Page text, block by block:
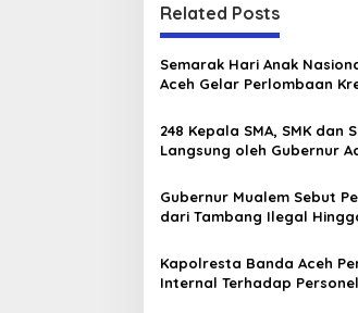
t
n
a
i
a
t
i
o
Related Posts
Semarak Hari Anak
Aceh Gelar Perlombaan
248 Kepala SMA, SMK dan
Langsung oleh Gubernur
Gubernur Mualem Sebut
dari Tambang Ilegal
Kapolresta Banda Aceh
Internal Terhadap Personel